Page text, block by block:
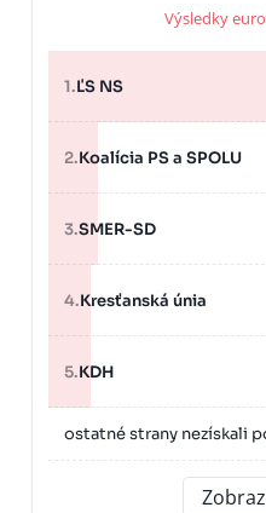
Výsledky
1.ĽS NS
2.Koalícia PS a SPOLU
3.SMER-SD
4.Kresťanská únia
5.KDH
ostatné strany nezískali